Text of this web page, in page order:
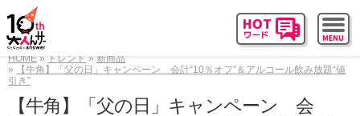
HOME トレンド
新商品
【牛角】「父の日」キャンペーン 会計“10％オフ”＆アルコール飲み放題“値
引き”
【牛角】「父の日」キャンペーン 会